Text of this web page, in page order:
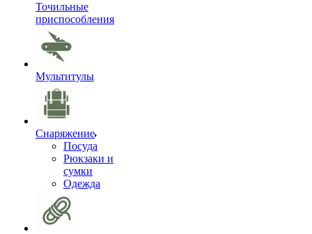
Точильные
приспособления
Мультитулы
Снаряжение
Посуда
Рюкзаки и
сумки
Одежда